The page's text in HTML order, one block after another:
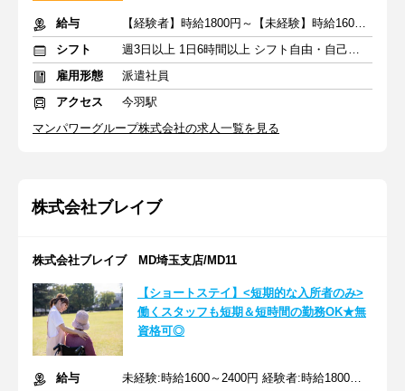
給与
【経験者】時給1800円～【未経験】時給1600円～ ※交通費全額
シフト
週3日以上 1日6時間以上 シフト自由・自己申告
雇用形態
派遣社員
アクセス
今羽駅
マンパワーグループ株式会社の求人一覧を見る
株式会社ブレイブ
株式会社ブレイブ MD埼玉支店/MD11
【ショートステイ】<短期的な入所者のみ>
働くスタッフも短期＆短時間の勤務OK★無
資格可◎
給与
未経験:時給1600～2400円 経験者:時給1800～2700円+交通費全額